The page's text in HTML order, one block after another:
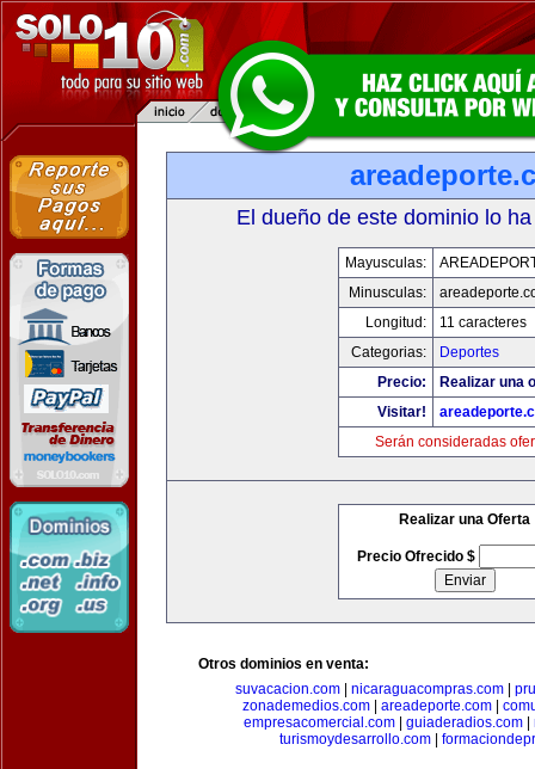
El dueño de este dominio lo
Mayusculas:
Minusculas:
Longitud:
11 caracteres
Categorias:
Deportes
Precio:
Realizar una
Visitar!
Serán consideradas
Realizar una Oferta
Precio Ofrecido $
Otros dominios en venta:
suvacacion.com| nicaraguacompras.com|
zonademedios.com| areadeporte.com|
empresacomercial.com| guiaderadios.com|
turismoydesarrollo.com